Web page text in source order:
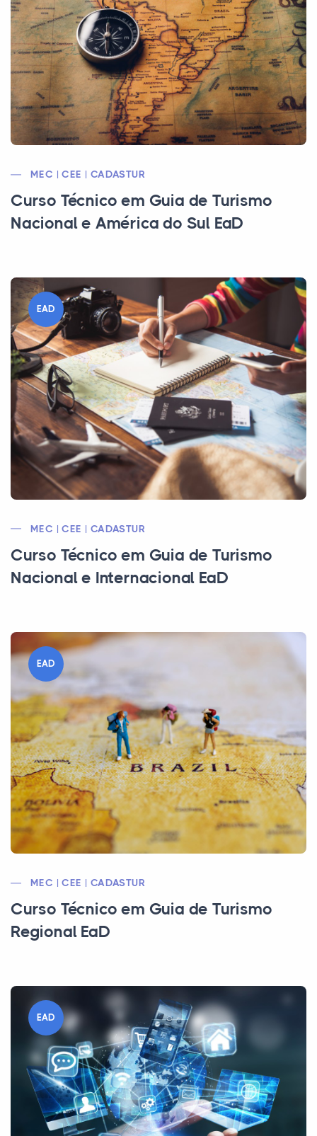
MEC | CEE | CADASTUR
Curso Técnico em Guia de Turismo
Nacional e América do Sul EaD
EAD
MEC | CEE | CADASTUR
Curso Técnico em Guia de Turismo
Nacional e Internacional EaD
EAD
MEC | CEE | CADASTUR
Curso Técnico em Guia de Turismo
Regional EaD
EAD